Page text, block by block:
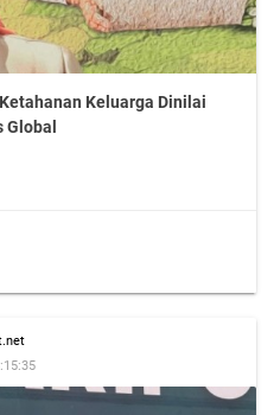
Keluarga Dinilai